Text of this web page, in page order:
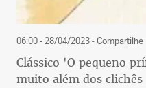
06:00 - 28/04/2023- Compartilhe
Clássico 'O pequeno
muito além dos clichês